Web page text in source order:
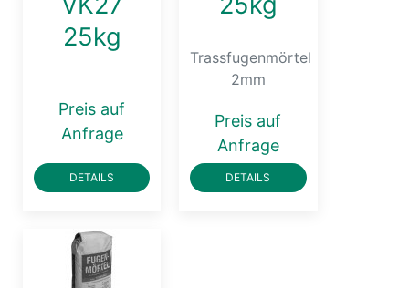
25kg
Preis auf
Anfrage
DETAILS
Trassfugenmörtel
2mm
Preis auf
Anfrage
DETAILS